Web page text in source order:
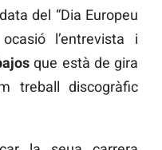
del “Dia Europeu
l’entrevista i
que està de gira
treball discogràfic